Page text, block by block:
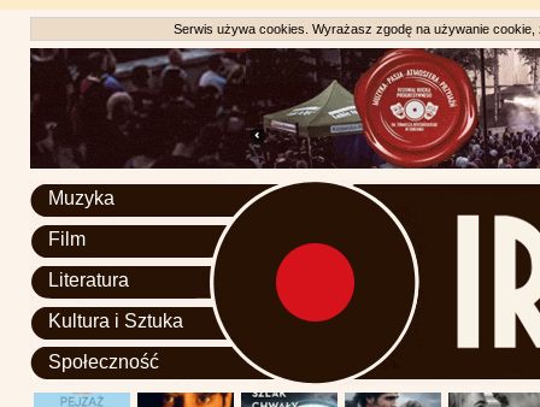
Serwis używa cookies. Wyrażasz zgodę na używanie
Muzyka
Film
Literatura
Kultura i Sztuka
Społeczność